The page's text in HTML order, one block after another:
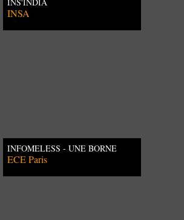
INSA
INFOMELESS - UNE BORNE
POUR LES SANS ABRI
ECE Paris